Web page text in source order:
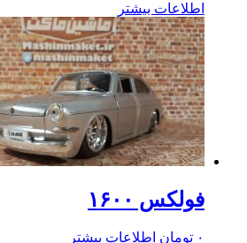
اطلاعات بیشتر
فولکس ۱۶۰۰
۰ تومان اطلاعات بیشتر